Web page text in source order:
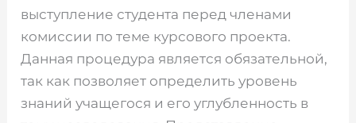
выступление студента перед членами
комиссии по теме курсового проекта.
Данная процедура является обязательной,
так как позволяет определить уровень
знаний учащегося и его углубленность в